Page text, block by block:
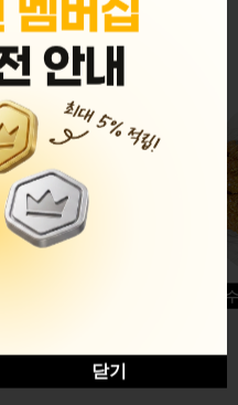
+허니]
허니옥
닫기